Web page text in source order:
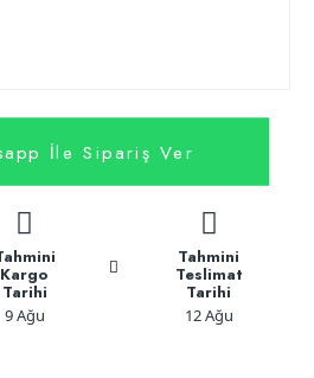
İle Sipariş Ver
Kargo
Tarihi
9 Ağu
Tahmini
Teslimat
Tarihi
12 Ağu